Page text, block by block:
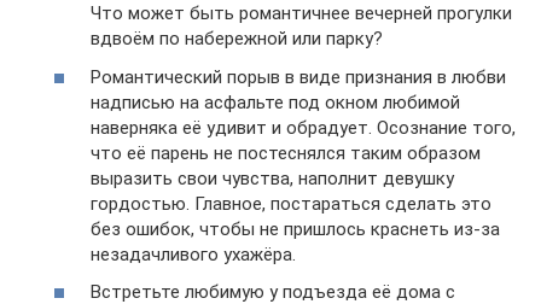
Что может быть романтичнее вечерней прогулки
вдвоём по набережной или парку?
Романтический порыв в виде признания в любви
надписью на асфальте под окном любимой
наверняка её удивит и обрадует. Осознание того,
что её парень не постеснялся таким образом
выразить свои чувства, наполнит девушку
гордостью. Главное, постараться сделать это
без ошибок, чтобы не пришлось краснеть из-за
незадачливого ухажёра.
Встретьте любимую у подъезда её дома с